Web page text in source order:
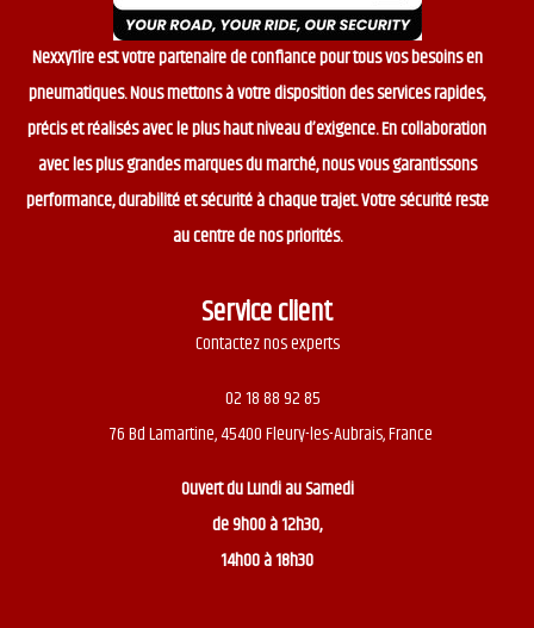
NexxyTire est votre partenaire de confiance pour tous vos besoins en
pneumatiques. Nous mettons à votre disposition des services rapides,
précis et réalisés avec le plus haut niveau d’exigence. En collaboration
avec les plus grandes marques du marché, nous vous garantissons
performance, durabilité et sécurité à chaque trajet. Votre sécurité reste
au centre de nos priorités.
Service client
Contactez nos experts
02 18 88 92 85
76 Bd Lamartine, 45400 Fleury-les-Aubrais, France
Ouvert duLundi au Samedi
de 9h00 à 12h30,
14h00 à 18h30